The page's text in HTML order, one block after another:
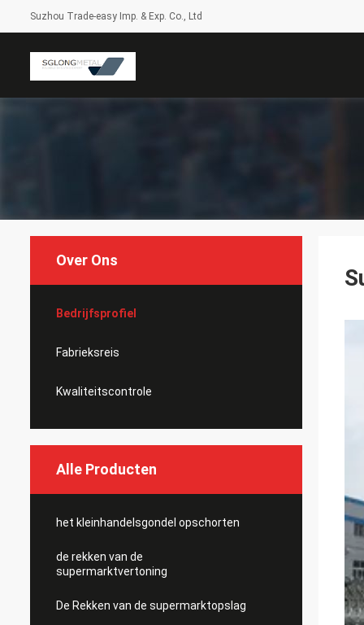
Suzhou Trade-easy Imp. & Exp. Co., Ltd
Over Ons
Bedrijfsprofiel
Fabrieksreis
Kwaliteitscontrole
Alle Producten
het kleinhandelsgondel opschorten
de rekken van de
supermarktvertoning
De Rekken van de supermarktopslag